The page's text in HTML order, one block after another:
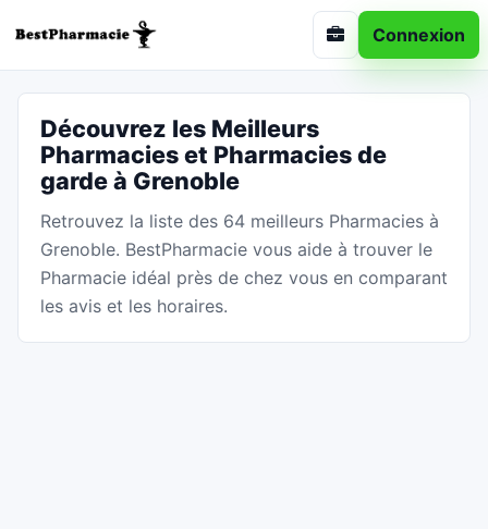
Connexion
Découvrez les Meilleurs
Pharmacies et Pharmacies de
garde à Grenoble
Retrouvez la liste des 64 meilleurs Pharmacies à
Grenoble. BestPharmacie vous aide à trouver le
Pharmacie idéal près de chez vous en comparant
les avis et les horaires.